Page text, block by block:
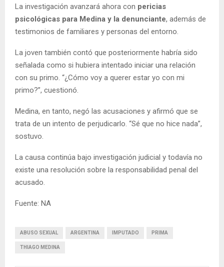
La investigación avanzará ahora con pericias
psicológicas para Medina y la denunciante, además de
testimonios de familiares y personas del entorno.
La joven también contó que posteriormente habría sido
señalada como si hubiera intentado iniciar una relación
con su primo. “¿Cómo voy a querer estar yo con mi
primo?”, cuestionó.
Medina, en tanto, negó las acusaciones y afirmó que se
trata de un intento de perjudicarlo. “Sé que no hice nada”,
sostuvo.
La causa continúa bajo investigación judicial y todavía no
existe una resolución sobre la responsabilidad penal del
acusado.
Fuente: NA
ABUSO SEXUAL ARGENTINA IMPUTADO PRIMA
THIAGO MEDINA